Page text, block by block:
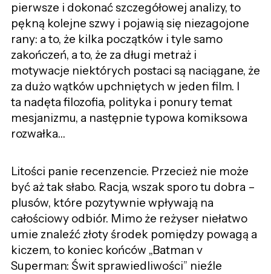
pierwsze i dokonać szczegółowej analizy, to
pękną kolejne szwy i pojawią się niezagojone
rany: a to, że kilka początków i tyle samo
zakończeń, a to, że za długi metraż i
motywacje niektórych postaci są naciągane, że
za dużo wątków upchniętych w jeden film. I
ta nadęta filozofia, polityka i ponury temat
mesjanizmu, a następnie typowa komiksowa
rozwałka…
Litości panie recenzencie. Przecież nie może
być aż tak słabo. Racja, wszak sporo tu dobra –
plusów, które pozytywnie wpływają na
całościowy odbiór. Mimo że reżyser niełatwo
umie znaleźć złoty środek pomiędzy powagą a
kiczem, to koniec końców „Batman v
Superman: Świt sprawiedliwości” nieźle